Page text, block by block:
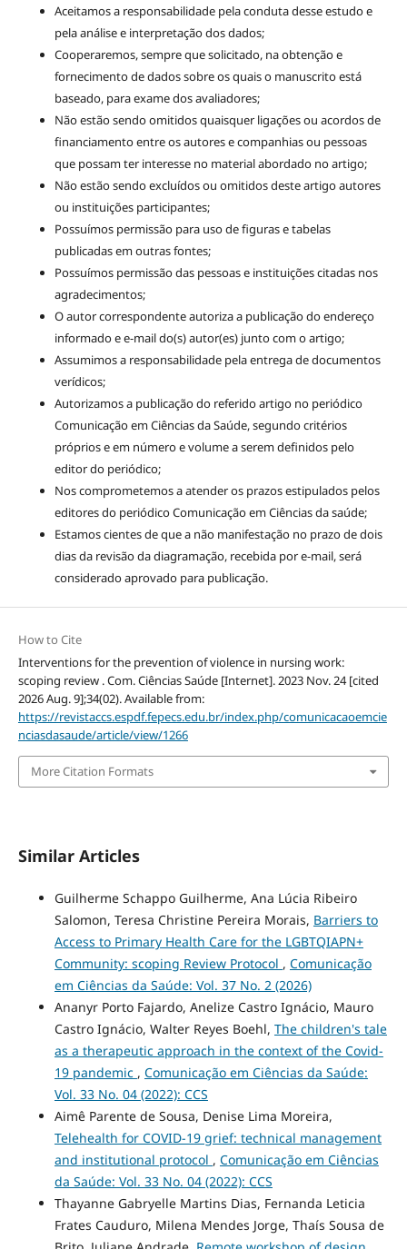
Aceitamos a responsabilidade pela conduta desse estudo e
pela análise e interpretação dos dados;
Cooperaremos, sempre que solicitado, na obtenção e
fornecimento de dados sobre os quais o manuscrito está
baseado, para exame dos avaliadores;
Não estão sendo omitidos quaisquer ligações ou acordos de
financiamento entre os autores e companhias ou pessoas
que possam ter interesse no material abordado no artigo;
Não estão sendo excluídos ou omitidos deste artigo autores
ou instituições participantes;
Possuímos permissão para uso de figuras e tabelas
publicadas em outras fontes;
Possuímos permissão das pessoas e instituições citadas nos
agradecimentos;
O autor correspondente autoriza a publicação do endereço
informado e e-mail do(s) autor(es) junto com o artigo;
Assumimos a responsabilidade pela entrega de documentos
verídicos;
Autorizamos a publicação do referido artigo no periódico
Comunicação em Ciências da Saúde, segundo critérios
próprios e em número e volume a serem definidos pelo
editor do periódico;
Nos comprometemos a atender os prazos estipulados pelos
editores do periódico Comunicação em Ciências da saúde;
Estamos cientes de que a não manifestação no prazo de dois
dias da revisão da diagramação, recebida por e-mail, será
considerado aprovado para publicação.
How to Cite
Interventions for the prevention of violence in nursing work:
scoping review . Com. Ciências Saúde [Internet]. 2023 Nov. 24 [cited
2026 Aug. 9];34(02). Available from:
https://revistaccs.espdf.fepecs.edu.br/index.php/comunicacaoemcie
nciasdasaude/article/view/1266
More Citation Formats
Similar Articles
Guilherme Schappo Guilherme, Ana Lúcia Ribeiro
Salomon, Teresa Christine Pereira Morais, Barriers to
Access to Primary Health Care for the LGBTQIAPN+
Community: scoping Review Protocol , Comunicação
em Ciências da Saúde: Vol. 37 No. 2 (2026)
Ananyr Porto Fajardo, Anelize Castro Ignácio, Mauro
Castro Ignácio, Walter Reyes Boehl, The children's tale
as a therapeutic approach in the context of the Covid-
19 pandemic , Comunicação em Ciências da Saúde:
Vol. 33 No. 04 (2022): CCS
Aimê Parente de Sousa, Denise Lima Moreira,
Telehealth for COVID-19 grief: technical management
and institutional protocol , Comunicação em Ciências
da Saúde: Vol. 33 No. 04 (2022): CCS
Thayanne Gabryelle Martins Dias, Fernanda Leticia
Frates Cauduro, Milena Mendes Jorge, Thaís Sousa de